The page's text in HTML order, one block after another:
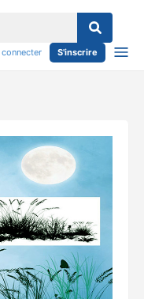
connecter S'inscrire